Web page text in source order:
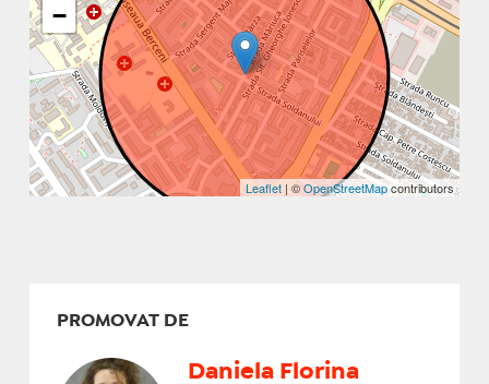
−
Leaflet | ©OpenStreetMapcontributors
PROMOVAT DE
Daniela Florina